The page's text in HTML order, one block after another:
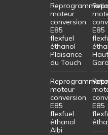
moteur
conversion
E85
flexfuel
éthanol
Plaisance
du Touch
moteur
conversion
E85
flexfuel
éthanol
Albi
E85
E85